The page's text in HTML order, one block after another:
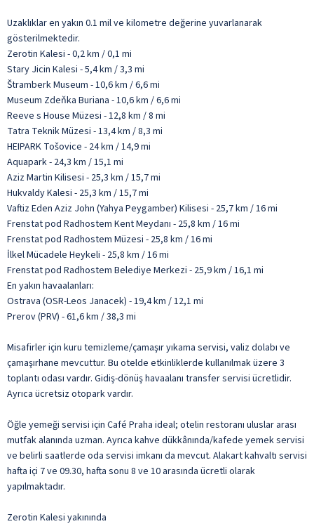
Uzaklıklar en yakın 0.1 mil ve kilometre değerine yuvarlanarak
gösterilmektedir.
Zerotin Kalesi - 0,2 km / 0,1 mi
Stary Jicin Kalesi - 5,4 km / 3,3 mi
Štramberk Museum - 10,6 km / 6,6 mi
Museum Zdeňka Buriana - 10,6 km / 6,6 mi
Reeve s House Müzesi - 12,8 km / 8 mi
Tatra Teknik Müzesi - 13,4 km / 8,3 mi
HEIPARK Tošovice - 24 km / 14,9 mi
Aquapark - 24,3 km / 15,1 mi
Aziz Martin Kilisesi - 25,3 km / 15,7 mi
Hukvaldy Kalesi - 25,3 km / 15,7 mi
Vaftiz Eden Aziz John (Yahya Peygamber) Kilisesi - 25,7 km / 16 mi
Frenstat pod Radhostem Kent Meydanı - 25,8 km / 16 mi
Frenstat pod Radhostem Müzesi - 25,8 km / 16 mi
İlkel Mücadele Heykeli - 25,8 km / 16 mi
Frenstat pod Radhostem Belediye Merkezi - 25,9 km / 16,1 mi
En yakın havaalanları:
Ostrava (OSR-Leos Janacek) - 19,4 km / 12,1 mi
Prerov (PRV) - 61,6 km / 38,3 mi
Misafirler için kuru temizleme/çamaşır yıkama servisi, valiz dolabı ve
çamaşırhane mevcuttur. Bu otelde etkinliklerde kullanılmak üzere 3
toplantı odası vardır. Gidiş-dönüş havaalanı transfer servisi ücretlidir.
Ayrıca ücretsiz otopark vardır.
Öğle yemeği servisi için Café Praha ideal; otelin restoranı uluslar arası
mutfak alanında uzman. Ayrıca kahve dükkânında/kafede yemek servisi
ve belirli saatlerde oda servisi imkanı da mevcut. Alakart kahvaltı servisi
hafta içi 7 ve 09.30, hafta sonu 8 ve 10 arasında ücretli olarak
yapılmaktadır.
Zerotin Kalesi yakınında